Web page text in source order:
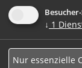
gerne an
Wir
↓ 1
Nur essenzielle